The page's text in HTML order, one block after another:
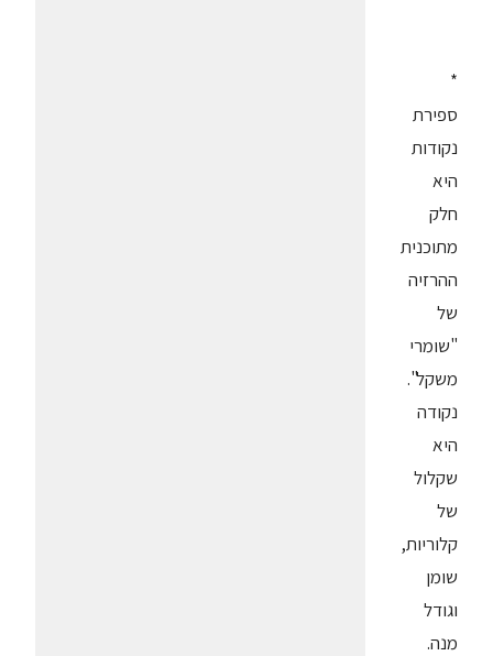
*
ספירת
נקודות
היא
חלק
מתוכנית
ההרזיה
של
"שומרי
משקל".
נקודה
היא
שקלול
של
קלוריות,
שומן
וגודל
מנה.